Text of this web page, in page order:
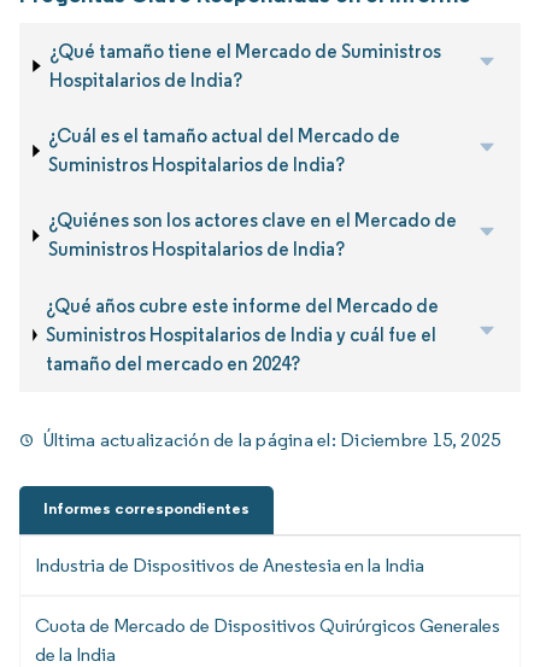
¿Qué tamaño tiene el Mercado de Suministros
Hospitalarios de India?
¿Cuál es el tamaño actual del Mercado de
Suministros Hospitalarios de India?
¿Quiénes son los actores clave en el Mercado de
Suministros Hospitalarios de India?
¿Qué años cubre este informe del Mercado de
Suministros Hospitalarios de India y cuál fue el
tamaño del mercado en 2024?
Última actualización de la página el: Diciembre 15, 2025
Informes correspondientes
Industria de Dispositivos de Anestesia en la India
Cuota de Mercado de Dispositivos Quirúrgicos Generales
de la India